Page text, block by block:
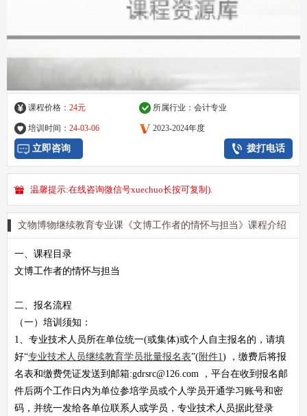
课程价格： 24元 所属行业：会计专业
培训时间： 24-03-06 2023-2024年度
立即咨询 拨打电话
温馨提示:在线咨询微信号xuechuo长按可复制).
文物博物继续教育专业课《文博工作者的情怀与担当》课程介绍
一、课程目录
文博工作者的情怀与担当
二、报名流程
（一）培训须知：
1、专业技术人员所在单位统一(或集体)或个人自主报名的，请填
好“专业技术人员继续教育学员批量报名表”(附件1) ，缴费后将报
名表和缴费凭证发送到邮箱:gdrsrc@126.com ，平台在收到报名邮
件后两个工作日内为单位参培学员或个人学员开通学习账号和密
码，并统一发给各单位联系人或学员，专业技术人员据此登录